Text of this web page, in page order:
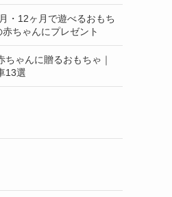
・12ヶ月で遊べるおもち
ちゃんにプレゼント
ちゃんに贈るおもちゃ｜
13選